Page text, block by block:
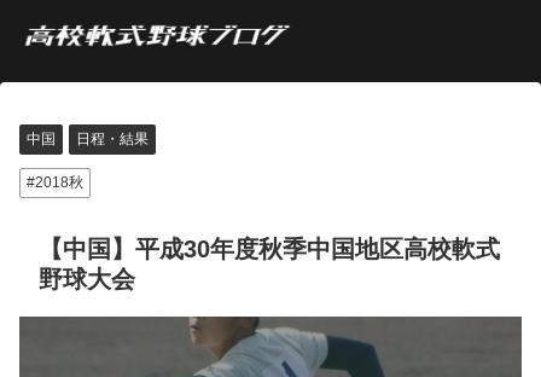
中国 日程・結果
2018秋
【中国】平成30年度秋季中国地区高校軟式
野球大会